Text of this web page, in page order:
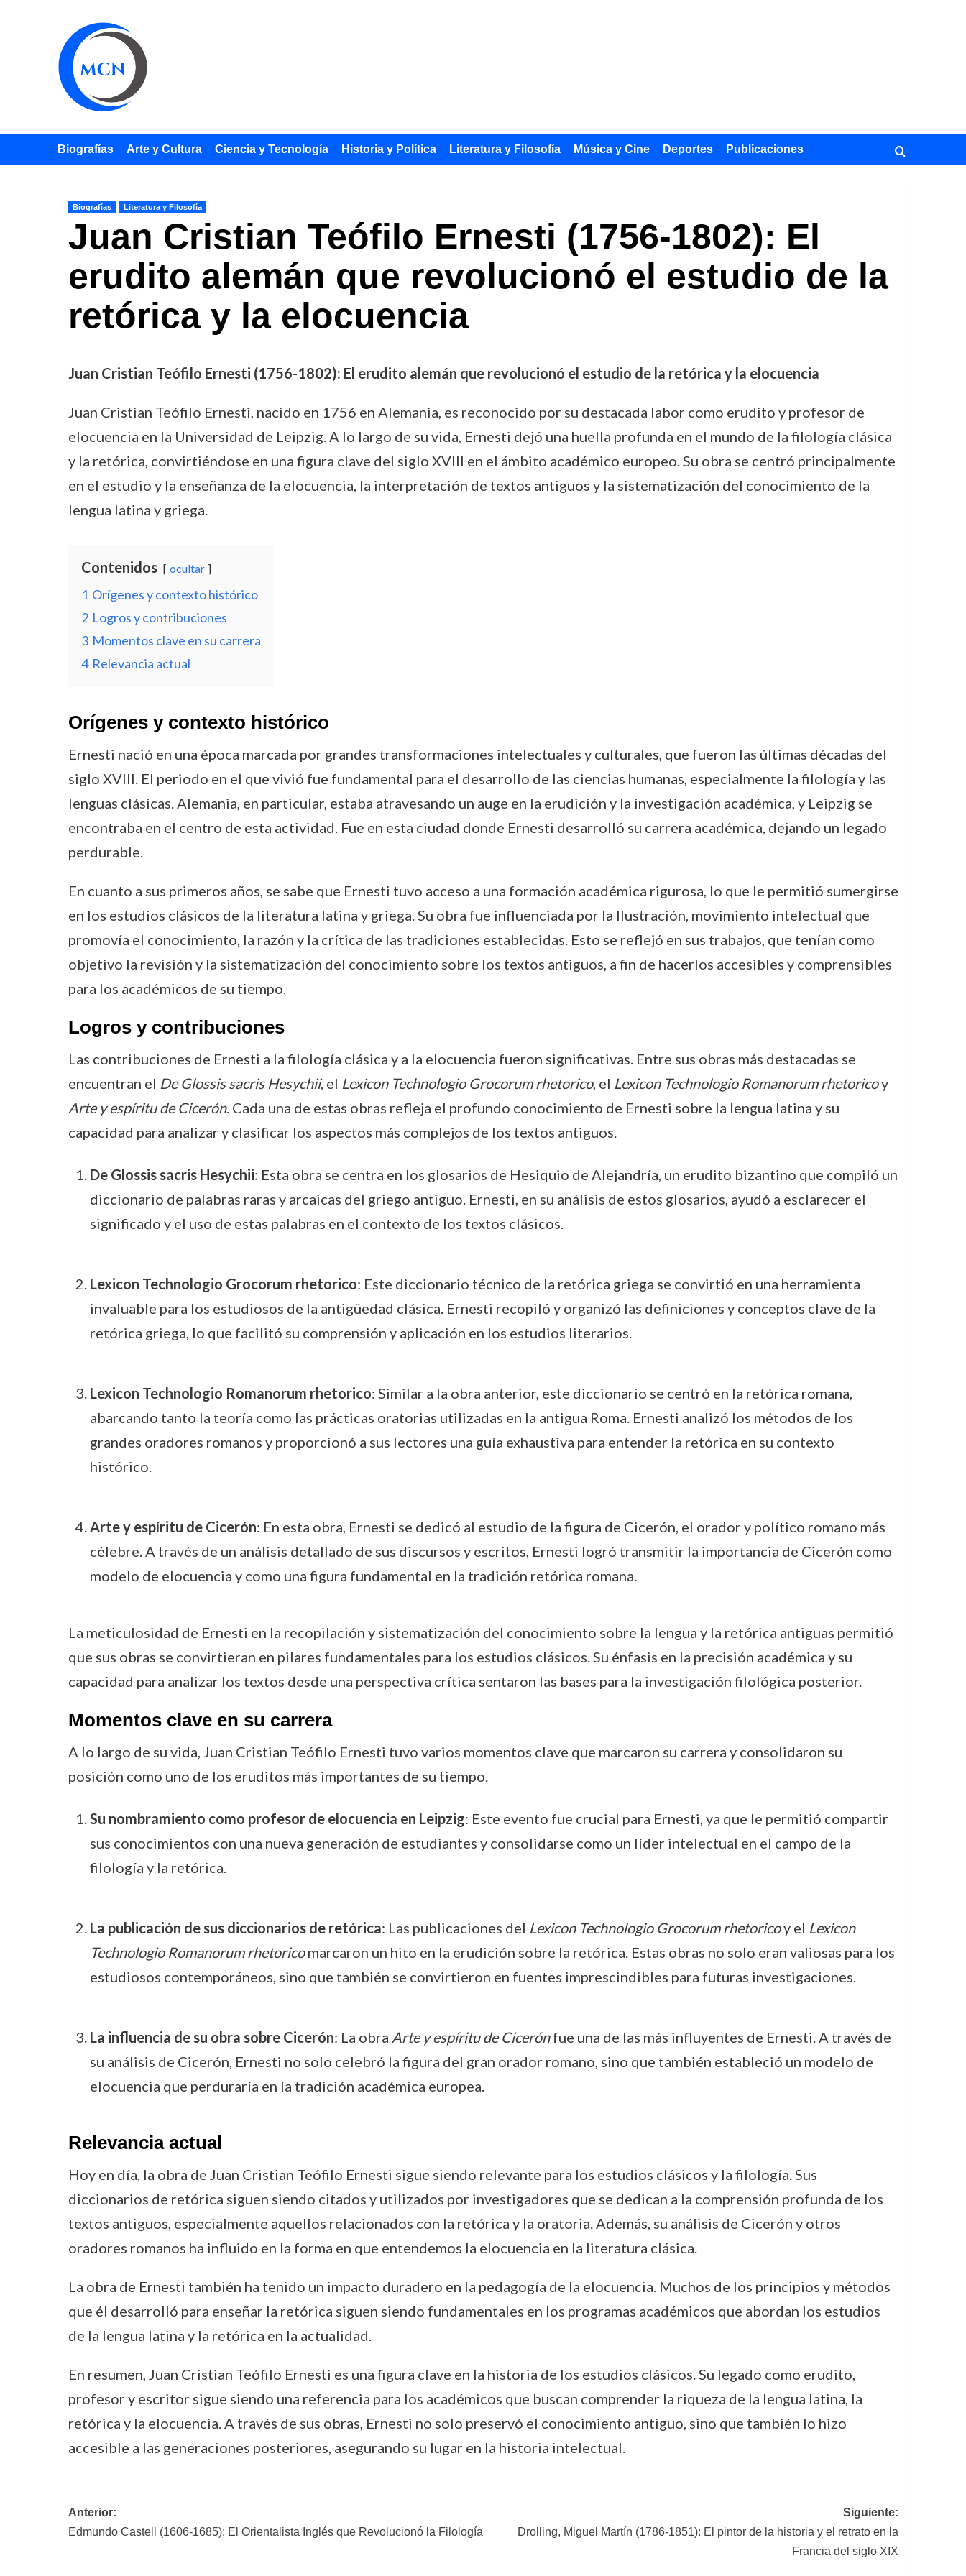
Biografías Arte y Cultura Ciencia y Tecnología Historia y Política Literatura y Filosofía Música y Cine Deportes Publicaciones
Biografías Literatura y Filosofía
Juan Cristian Teófilo Ernesti (1756-1802): El
erudito alemán que revolucionó el estudio de la
retórica y la elocuencia
Juan Cristian Teófilo Ernesti (1756-1802): El erudito alemán que revolucionó el estudio de la retórica y la elocuencia
Juan Cristian Teófilo Ernesti, nacido en 1756 en Alemania, es reconocido por su destacada labor como erudito y profesor de
elocuencia en la Universidad de Leipzig. A lo largo de su vida, Ernesti dejó una huella profunda en el mundo de la filología clásica
y la retórica, convirtiéndose en una figura clave del siglo XVIII en el ámbito académico europeo. Su obra se centró principalmente
en el estudio y la enseñanza de la elocuencia, la interpretación de textos antiguos y la sistematización del conocimiento de la
lengua latina y griega.
Contenidos ocultar
1 Orígenes y contexto histórico
2 Logros y contribuciones
3 Momentos clave en su carrera
4 Relevancia actual
Orígenes y contexto histórico
Ernesti nació en una época marcada por grandes transformaciones intelectuales y culturales, que fueron las últimas décadas del
siglo XVIII. El periodo en el que vivió fue fundamental para el desarrollo de las ciencias humanas, especialmente la filología y las
lenguas clásicas. Alemania, en particular, estaba atravesando un auge en la erudición y la investigación académica, y Leipzig se
encontraba en el centro de esta actividad. Fue en esta ciudad donde Ernesti desarrolló su carrera académica, dejando un legado
perdurable.
En cuanto a sus primeros años, se sabe que Ernesti tuvo acceso a una formación académica rigurosa, lo que le permitió sumergirse
en los estudios clásicos de la literatura latina y griega. Su obra fue influenciada por la Ilustración, movimiento intelectual que
promovía el conocimiento, la razón y la crítica de las tradiciones establecidas. Esto se reflejó en sus trabajos, que tenían como
objetivo la revisión y la sistematización del conocimiento sobre los textos antiguos, a fin de hacerlos accesibles y comprensibles
para los académicos de su tiempo.
Logros y contribuciones
Las contribuciones de Ernesti a la filología clásica y a la elocuencia fueron significativas. Entre sus obras más destacadas se
encuentran el De Glossis sacris Hesychii, el Lexicon Technologio Grocorum rhetorico, el Lexicon Technologio Romanorum rhetoricoy
Arte y espíritu de Cicerón. Cada una de estas obras refleja el profundo conocimiento de Ernesti sobre la lengua latina y su
capacidad para analizar y clasificar los aspectos más complejos de los textos antiguos.
De Glossis sacris Hesychii: Esta obra se centra en los glosarios de Hesiquio de Alejandría, un erudito bizantino que compiló un
diccionario de palabras raras y arcaicas del griego antiguo. Ernesti, en su análisis de estos glosarios, ayudó a esclarecer el
significado y el uso de estas palabras en el contexto de los textos clásicos.
Lexicon Technologio Grocorum rhetorico: Este diccionario técnico de la retórica griega se convirtió en una herramienta
invaluable para los estudiosos de la antigüedad clásica. Ernesti recopiló y organizó las definiciones y conceptos clave de la
retórica griega, lo que facilitó su comprensión y aplicación en los estudios literarios.
Lexicon Technologio Romanorum rhetorico: Similar a la obra anterior, este diccionario se centró en la retórica romana,
abarcando tanto la teoría como las prácticas oratorias utilizadas en la antigua Roma. Ernesti analizó los métodos de los
grandes oradores romanos y proporcionó a sus lectores una guía exhaustiva para entender la retórica en su contexto
histórico.
Arte y espíritu de Cicerón: En esta obra, Ernesti se dedicó al estudio de la figura de Cicerón, el orador y político romano más
célebre. A través de un análisis detallado de sus discursos y escritos, Ernesti logró transmitir la importancia de Cicerón como
modelo de elocuencia y como una figura fundamental en la tradición retórica romana.
La meticulosidad de Ernesti en la recopilación y sistematización del conocimiento sobre la lengua y la retórica antiguas permitió
que sus obras se convirtieran en pilares fundamentales para los estudios clásicos. Su énfasis en la precisión académica y su
capacidad para analizar los textos desde una perspectiva crítica sentaron las bases para la investigación filológica posterior.
Momentos clave en su carrera
A lo largo de su vida, Juan Cristian Teófilo Ernesti tuvo varios momentos clave que marcaron su carrera y consolidaron su
posición como uno de los eruditos más importantes de su tiempo.
Su nombramiento como profesor de elocuencia en Leipzig: Este evento fue crucial para Ernesti, ya que le permitió compartir
sus conocimientos con una nueva generación de estudiantes y consolidarse como un líder intelectual en el campo de la
filología y la retórica.
La publicación de sus diccionarios de retórica: Las publicaciones del Lexicon Technologio Grocorum rhetoricoy el Lexicon
Technologio Romanorum rhetoricomarcaron un hito en la erudición sobre la retórica. Estas obras no solo eran valiosas para los
estudiosos contemporáneos, sino que también se convirtieron en fuentes imprescindibles para futuras investigaciones.
La influencia de su obra sobre Cicerón: La obra Arte y espíritu de Cicerónfue una de las más influyentes de Ernesti. A través de
su análisis de Cicerón, Ernesti no solo celebró la figura del gran orador romano, sino que también estableció un modelo de
elocuencia que perduraría en la tradición académica europea.
Relevancia actual
Hoy en día, la obra de Juan Cristian Teófilo Ernesti sigue siendo relevante para los estudios clásicos y la filología. Sus
diccionarios de retórica siguen siendo citados y utilizados por investigadores que se dedican a la comprensión profunda de los
textos antiguos, especialmente aquellos relacionados con la retórica y la oratoria. Además, su análisis de Cicerón y otros
oradores romanos ha influido en la forma en que entendemos la elocuencia en la literatura clásica.
La obra de Ernesti también ha tenido un impacto duradero en la pedagogía de la elocuencia. Muchos de los principios y métodos
que él desarrolló para enseñar la retórica siguen siendo fundamentales en los programas académicos que abordan los estudios
de la lengua latina y la retórica en la actualidad.
En resumen, Juan Cristian Teófilo Ernesti es una figura clave en la historia de los estudios clásicos. Su legado como erudito,
profesor y escritor sigue siendo una referencia para los académicos que buscan comprender la riqueza de la lengua latina, la
retórica y la elocuencia. A través de sus obras, Ernesti no solo preservó el conocimiento antiguo, sino que también lo hizo
accesible a las generaciones posteriores, asegurando su lugar en la historia intelectual.
Navegación
Anterior:
Edmundo Castell (1606-1685): El Orientalista Inglés que Revolucionó la Filología
Siguiente:
Drolling, Miguel Martín (1786-1851): El pintor de la historia y el retrato en la
Francia del siglo XIX